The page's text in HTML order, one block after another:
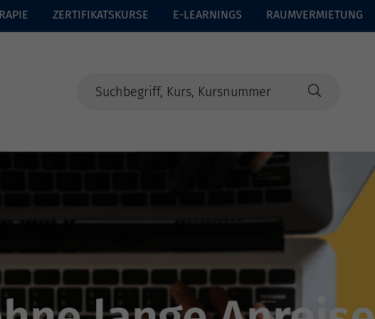
ZERTIFIKATSKURSE E-LEARNINGS RAUMVERMIETUNG